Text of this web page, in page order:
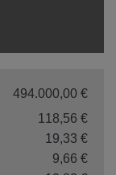
494.000,00 €
118,56 €
19,33 €
9,66 €